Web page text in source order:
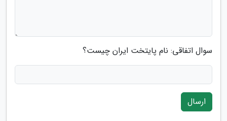
سوال اتفاقی: نام پایتخت ایران چیست؟
ارسال